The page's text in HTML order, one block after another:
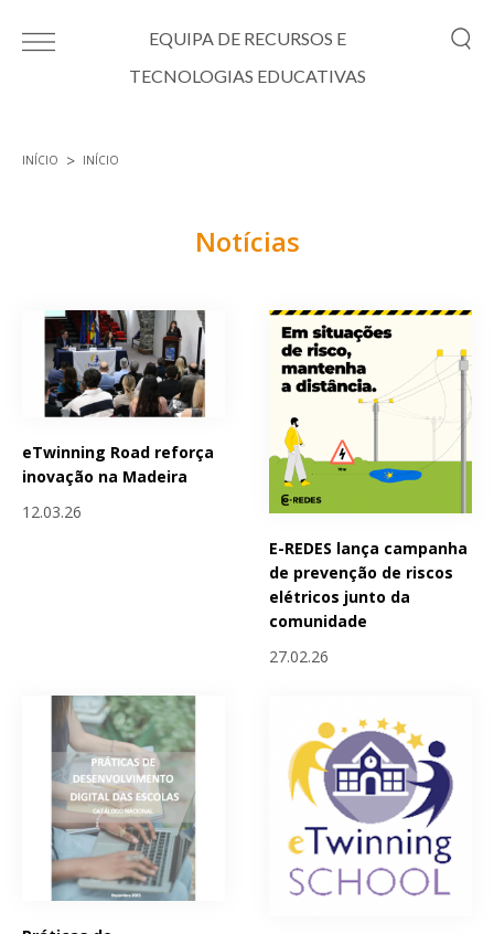
EQUIPA DE RECURSOS E
TECNOLOGIAS EDUCATIVAS
INÍCIO INÍCIO
Notícias
eTwinning Road reforça
inovação na Madeira
12.03.26
E-REDES lança campanha
de prevenção de riscos
elétricos junto da
comunidade
27.02.26
Páginas